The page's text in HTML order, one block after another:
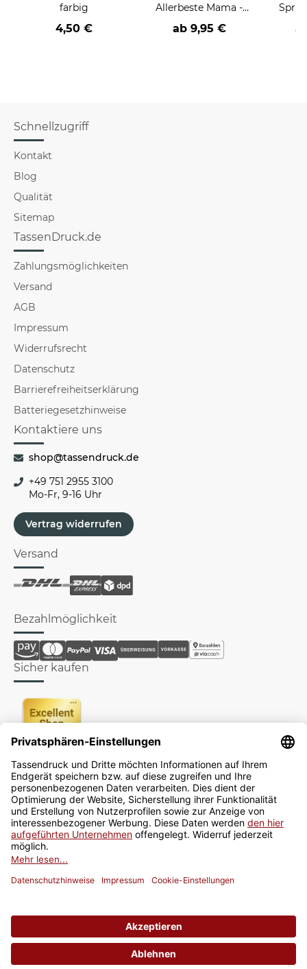
farbig
4,50 €
Allerbeste Mama -
Tasse inkl. Grußkarte
und Geschenk-Box
ab 9,95 €
Schnellzugriff
Kontakt
Blog
Qualität
Sitemap
TassenDruck.de
Zahlungsmöglichkeiten
Versand
AGB
Impressum
Widerrufsrecht
Datenschutz
Barrierefreiheitserklärung
Batteriegesetzhinweise
Kontaktiere uns
shop@tassendruck.de
+49 751 2955 3100
Mo-Fr, 9-16 Uhr
Vertrag widerrufen
Versand
Bezahlmöglichkeit
Sicher kaufen
Newsletter